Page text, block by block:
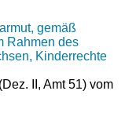
gemäß
Rahmen des
Kinderrechte
II, Amt 51) vom